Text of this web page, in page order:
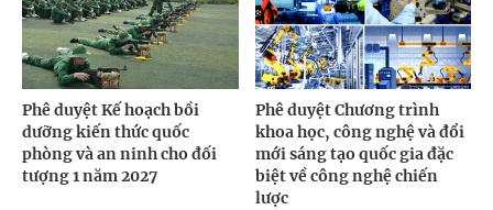
Phê duyệt Kế hoạch bồi
dưỡng kiến thức quốc
phòng và an ninh cho đối
tượng 1 năm 2027
Phê duyệt Chương trình
khoa học, công nghệ và đổi
mới sáng tạo quốc gia đặc
biệt về công nghệ chiến
lược